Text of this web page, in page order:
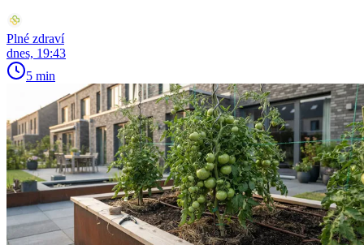
Plné zdraví
dnes, 19:43
5 min